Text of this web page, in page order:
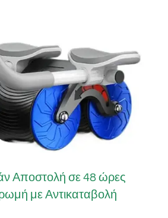
Αποστολή σε 48 ώρες
με Αντικαταβολή